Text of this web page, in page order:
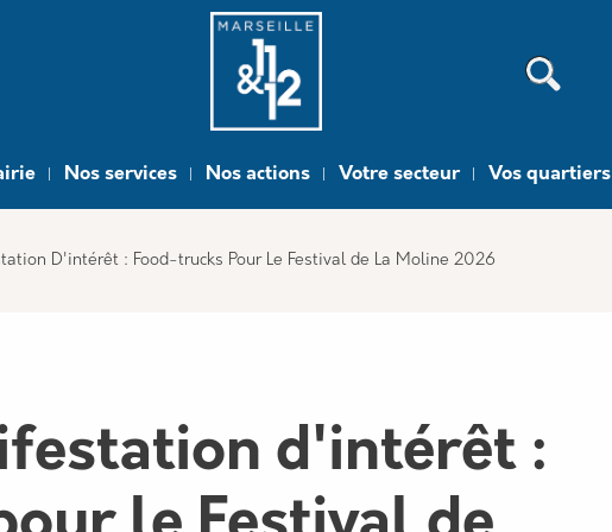
Recherche
Nos services Nos actions Votre secteur Vos quartiers
D'intérêt : Food-trucks Pour Le Festival de La Moline 2026
d'intérêt :